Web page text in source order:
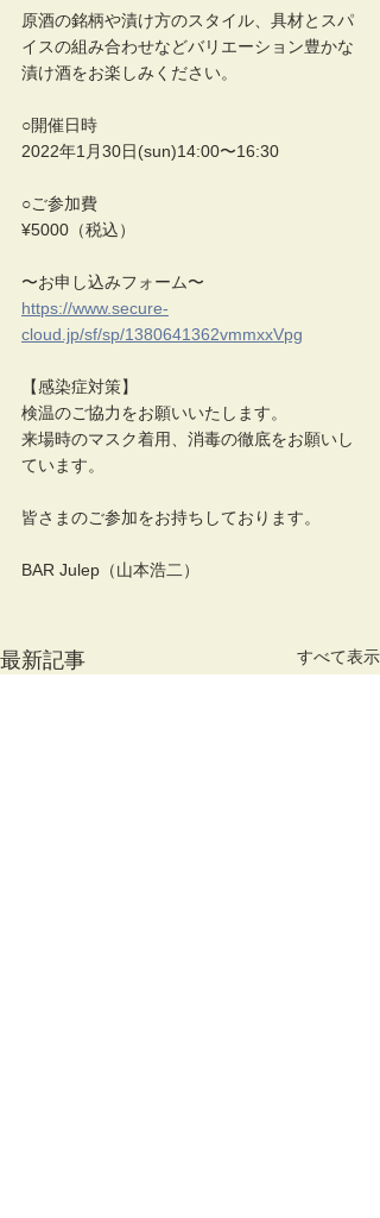
原酒の銘柄や漬け方のスタイル、具材とスパ
イスの組み合わせなどバリエーション豊かな
漬け酒をお楽しみください。
○開催日時
2022年1月30日(sun)14:00〜16:30
○ご参加費
¥5000（税込）
〜お申し込みフォーム〜
https://www.secure-
cloud.jp/sf/sp/1380641362vmmxxVpg
【感染症対策】
検温のご協力をお願いいたします。
来場時のマスク着用、消毒の徹底をお願いし
ています。
皆さまのご参加をお持ちしております。
BAR Julep（山本浩二）
最新記事 すべて表示